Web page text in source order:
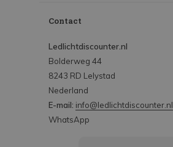
Contact
Ledlichtdiscounter.nl
Bolderweg 44
8243 RD Lelystad
Nederland
E-mail: info@ledlichtdiscounter.nl
WhatsApp